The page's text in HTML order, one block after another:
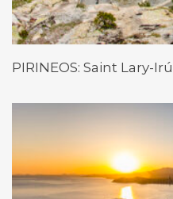
PIRINEOS: Saint Lary-Irú...